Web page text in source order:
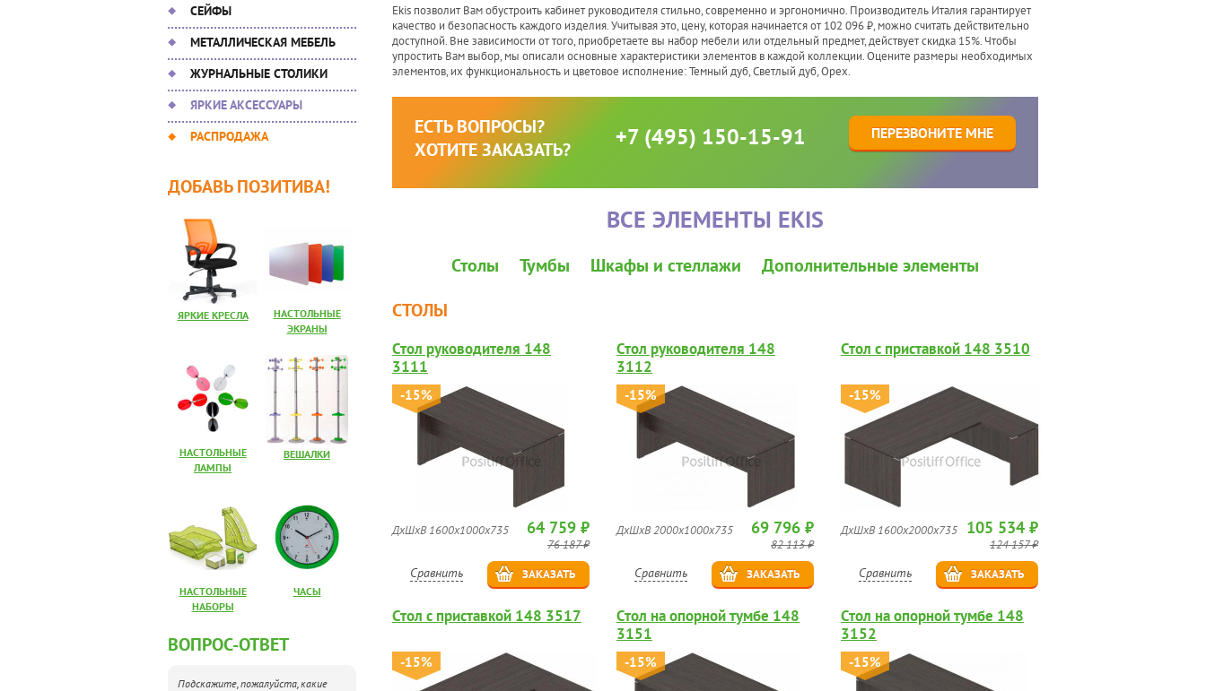
СЕЙФЫ
МЕТАЛЛИЧЕСКАЯ МЕБЕЛЬ
ЖУРНАЛЬНЫЕ СТОЛИКИ
ЯРКИЕ АКСЕССУАРЫ
РАСПРОДАЖА
ДОБАВЬ ПОЗИТИВА!
ЯРКИЕ КРЕСЛА
НАСТОЛЬНЫЕ
ЭКРАНЫ
НАСТОЛЬНЫЕ
ЛАМПЫ
ВЕШАЛКИ
НАСТОЛЬНЫЕ
НАБОРЫ
ЧАСЫ
ВОПРОС-ОТВЕТ
Подскажите, пожалуйста, какие
Ekis позволит Вам обустроить кабинет руководителя стильно, современно и эргономично. Производитель Италия гарантирует
качество и безопасность каждого изделия. Учитывая это, цену, которая начинается от 102 096 ₽, можно считать действительно
доступной. Вне зависимости от того, приобретаете вы набор мебели или отдельный предмет, действует скидка 15%. Чтобы
упростить Вам выбор, мы описали основные характеристики элементов в каждой коллекции. Оцените размеры необходимых
элементов, их функциональность и цветовое исполнение: Темный дуб, Светлый дуб, Орех.
ЕСТЬ ВОПРОСЫ?
ХОТИТЕ ЗАКАЗАТЬ?
+7 (495) 150-15-91 ПЕРЕЗВОНИТЕ МНЕ
ВСЕ ЭЛЕМЕНТЫ EKIS
Столы Тумбы Шкафы и стеллажи
Дополнительные элементы
СТОЛЫ
Стол руководителя 148
3111
-15%
ДхШхВ 1600x1000x735 64 759 ₽
76 187 ₽
Сравнить ЗАКАЗАТЬ
Стол руководителя 148
3112
-15%
ДхШхВ 2000x1000x735 69 796 ₽
82 113 ₽
Сравнить ЗАКАЗАТЬ
Стол с приставкой 148 3510
-15%
ДхШхВ 1600x2000x735 105 534 ₽
124 157 ₽
Сравнить ЗАКАЗАТЬ
Стол с приставкой 148 3517
-15%
Стол на опорной тумбе 148
3151
-15%
Стол на опорной тумбе 148
3152
-15%